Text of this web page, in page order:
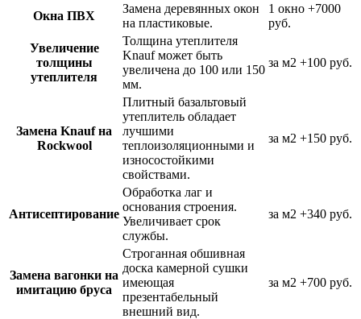
Окна ПВХ
Замена деревянных окон
на пластиковые.
1 окно +7000
руб.
Увеличение
толщины
утеплителя
Толщина утеплителя
Knauf может быть
увеличена до 100 или 150
мм.
за м2 +100 руб.
Замена Knauf на
Rockwool
Плитный базальтовый
утеплитель обладает
лучшими
теплоизоляционными и
износостойкими
свойствами.
за м2 +150 руб.
Антисептирование
Обработка лаг и
основания строения.
Увеличивает срок
службы.
за м2 +340 руб.
Замена вагонки на
имитацию бруса
Строганная обшивная
доска камерной сушки
имеющая
презентабельный
внешний вид.
за м2 +700 руб.